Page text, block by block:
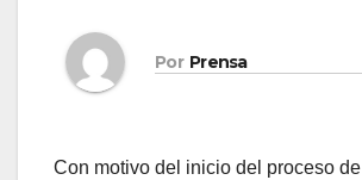
Por Prensa
Con motivo del inicio del proceso de